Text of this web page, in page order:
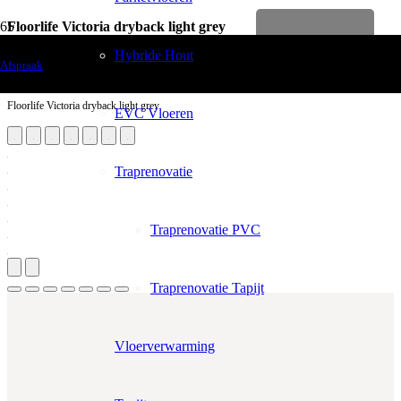
Afspraak
Hybride Hout
EVC Vloeren
Traprenovatie
Traprenovatie PVC
Traprenovatie Tapijt
Vloerverwarming
Floorlife Victoria dryback light grey
Floorlife Victoria dryback light grey